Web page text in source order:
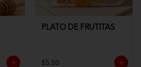
PLATO DE FRUTITAS
$5.50